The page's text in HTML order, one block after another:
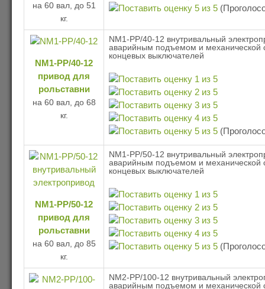
на 60 вал, до 51
кг.
NM1-PP/40-12
привод для
рольставни
на 60 вал, до 68
кг.
NM1-PP/40-12 внутривальный
аварийным подъемом и механической
концевых выключателей
NM1-PP/50-12
привод для
рольставни
на 60 вал, до 85
кг.
NM1-PP/50-12 внутривальный
аварийным подъемом и механической
концевых выключателей
NM2-PP/100-12 внутривальный
аварийным подъемом и механической